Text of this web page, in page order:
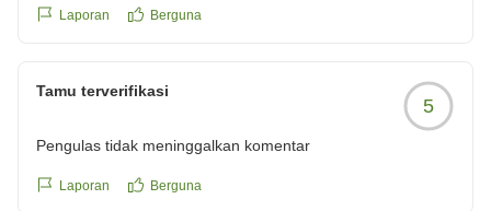
Laporan Berguna
Tamu terverifikasi
5
Pengulas tidak meninggalkan komentar
Laporan Berguna